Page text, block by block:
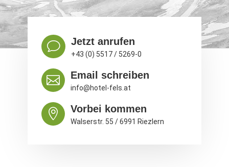
v Jetzt anrufen
+43 (0) 5517 / 5269-0
 Email schreiben
info@hotel-fels.at
 Vorbei kommen
Walserstr. 55 / 6991 Riezlern